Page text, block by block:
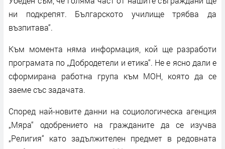
ни подкрепят. Българското училище трябва да
възпитава“.
Към момента няма информация, кой ще разработи
програмата по „Добродетели и етика“. Не е ясно дали е
сформирана работна група към МОН, която да се
заеме със задачата.
Според най-новите данни на социологическа агенция
„Мяра“ одобрението на гражданите да се изучва
„Религия“ като задължителен предмет в редовната